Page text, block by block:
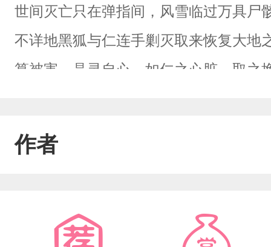
世间灭亡只在弹指间，风雪临过万具尸
不详地黑狐与仁连手剿灭取来恢复大地
算被害。晶灵自心，如仁之心脏，取之
与天地连接，隔绝两地，灵力不存体
怨，狐神自来。
作者